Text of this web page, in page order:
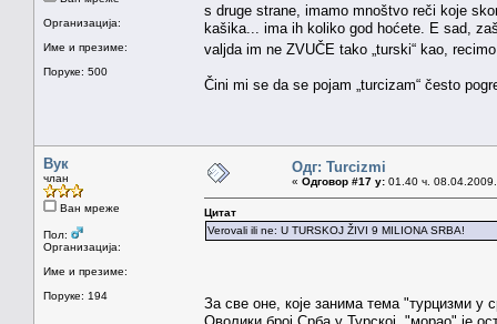
Организација:
Име и презиме:
Поруке: 500
s druge strane, imamo mnoštvo reči koje
kašika... ima ih koliko god hoćete. E sad,
valjda im ne ZVUČE tako „turski“ kao,
Čini mi se da se pojam „turcizam“ često
Вук
члан
Ван мреже
Пол:
Организација:
Име и презиме:
Поруке: 194
Одг: Turcizmi
« Одговор #17 у: 01.40 ч.
Цитат
Verovali ili ne: U TURSKOJ ŽIVI 9 MILIONA SRBA!
За све оне, које занима тема "турцизми у